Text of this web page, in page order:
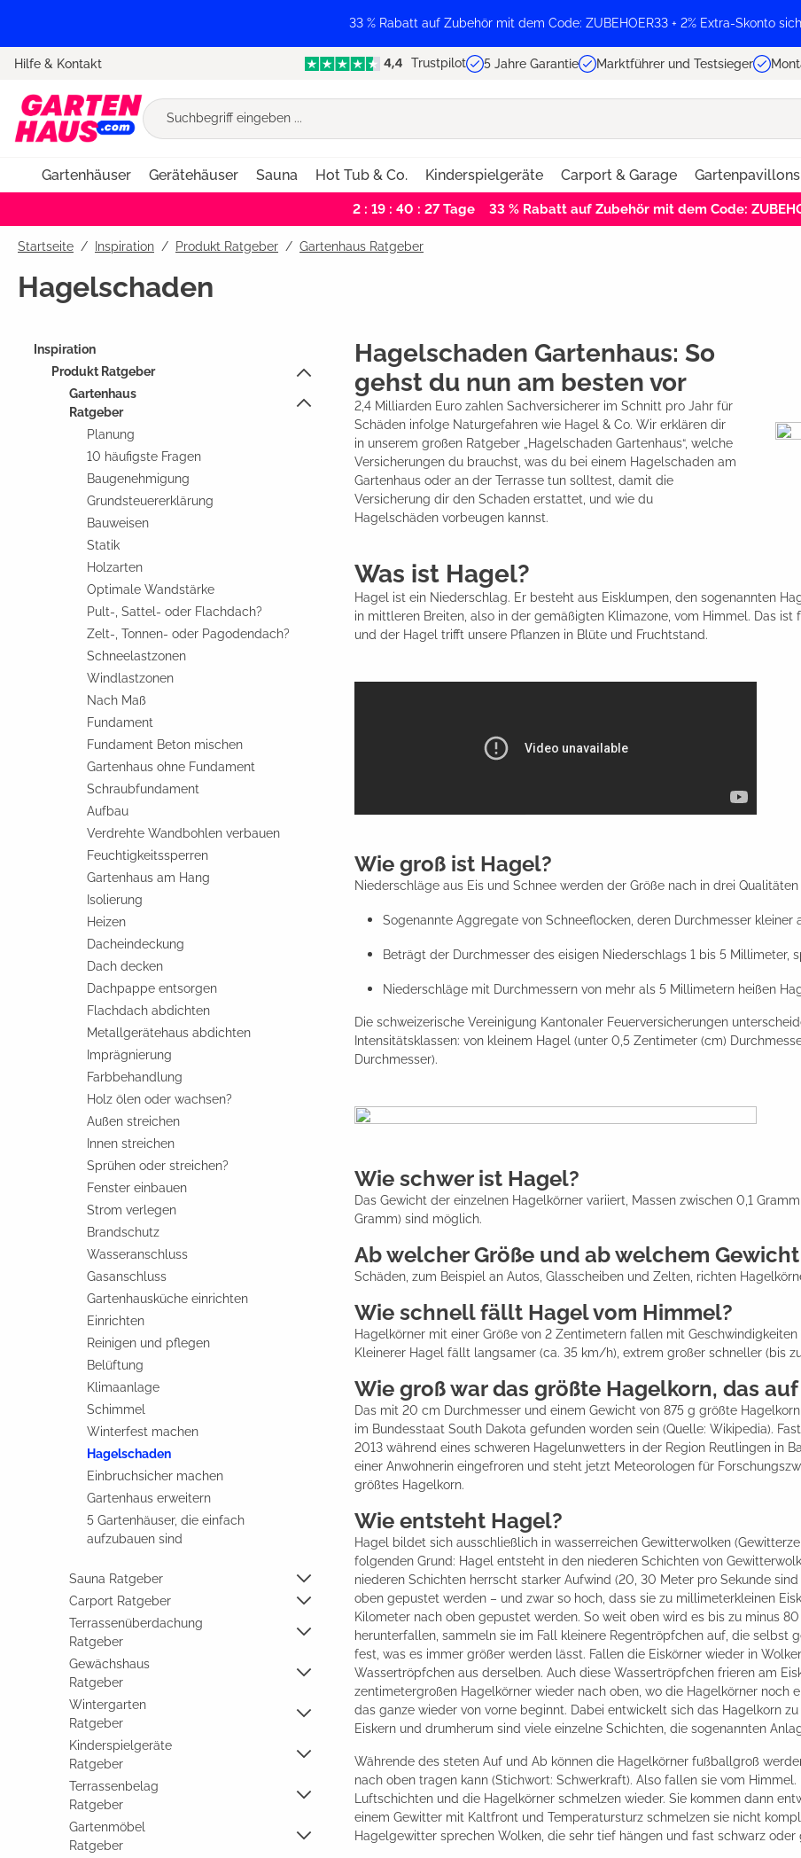
33 % Rabatt auf Zubehör mit dem Code: ZUBEHOER33 + 2% Extra-Skonto
Hilfe & Kontakt Trustpilot 5 Jahre Garantie Marktführer und Testsieger
Gartenhäuser Gerätehäuser Sauna Hot Tub & Co. Kinderspielgeräte Carport & Garage Gartenpavillons
2 : 19 : 40 : 26Tage 33 % Rabatt auf Zubehör mit dem Code:
Startseite Inspiration / Produkt Ratgeber / Gartenhaus Ratgeber
Hagelschaden
Inspiration
Produkt Ratgeber
Gartenhaus
Ratgeber
Planung
10 häufigste Fragen
Baugenehmigung
Grundsteuererklärung
Bauweisen
Statik
Holzarten
Optimale Wandstärke
Pult-, Sattel- oder Flachdach?
Zelt-, Tonnen- oder Pagodendach?
Schneelastzonen
Windlastzonen
Nach Maß
Fundament
Fundament Beton mischen
Gartenhaus ohne Fundament
Schraubfundament
Aufbau
Verdrehte Wandbohlen verbauen
Feuchtigkeitssperren
Gartenhaus am Hang
Isolierung
Heizen
Dacheindeckung
Dach decken
Dachpappe entsorgen
Flachdach abdichten
Metallgerätehaus abdichten
Imprägnierung
Farbbehandlung
Holz ölen oder wachsen?
Außen streichen
Innen streichen
Sprühen oder streichen?
Fenster einbauen
Strom verlegen
Brandschutz
Wasseranschluss
Gasanschluss
Gartenhausküche einrichten
Einrichten
Reinigen und pflegen
Belüftung
Klimaanlage
Schimmel
Winterfest machen
Hagelschaden
Einbruchsicher machen
Gartenhaus erweitern
5 Gartenhäuser, die einfach
aufzubauen sind
Sauna Ratgeber
Carport Ratgeber
Terrassenüberdachung
Ratgeber
Gewächshaus
Ratgeber
Wintergarten
Ratgeber
Kinderspielgeräte
Ratgeber
Terrassenbelag
Ratgeber
Gartenmöbel
Ratgeber
Hagelschaden Gartenhaus: So
gehst du nun am besten vor
2,4 Milliarden Euro zahlen Sachversicherer im Schnitt pro Jahr für
Schäden infolge Naturgefahren wie Hagel & Co. Wir erklären dir
in unserem großen Ratgeber „Hagelschaden Gartenhaus“, welche
Versicherungen du brauchst, was du bei einem Hagelschaden am
Gartenhaus oder an der Terrasse tun solltest, damit die
Versicherung dir den Schaden erstattet, und wie du
Hagelschäden vorbeugen kannst.
Was ist Hagel?
Hagel ist ein Niederschlag. Er besteht aus Eisklumpen, den sogenannten
in mittleren Breiten, also in der gemäßigten Klimazone, vom Himmel. Das
und der Hagel trifft unsere Pflanzen in Blüte und Fruchtstand.
Wie groß ist Hagel?
Niederschläge aus Eis und Schnee werden der Größe nach in drei
Sogenannte Aggregate von Schneeflocken, deren Durchmesser kleiner
Beträgt der Durchmesser des eisigen Niederschlags 1 bis 5 Millimeter,
Niederschläge mit Durchmessern von mehr als 5 Millimetern heißen
Die schweizerische Vereinigung Kantonaler Feuerversicherungen
Intensitätsklassen: von kleinem Hagel (unter 0,5 Zentimeter (cm)
Durchmesser).
Wie schwer ist Hagel?
Das Gewicht der einzelnen Hagelkörner variiert, Massen zwischen 0,1
Gramm) sind möglich.
Ab welcher Größe und ab welchem
Schäden, zum Beispiel an Autos, Glasscheiben und Zelten, richten
Wie schnell fällt Hagel vom Himmel?
Hagelkörner mit einer Größe von 2 Zentimetern fallen mit
Kleinerer Hagel fällt langsamer (ca. 35 km/h), extrem großer schneller (bis
Wie groß war das größte Hagelkorn, das
Das mit 20 cm Durchmesser und einem Gewicht von 875 g größte
im Bundesstaat South Dakota gefunden worden sein (Quelle: Wikipedia).
2013 während eines schweren Hagelunwetters in der Region Reutlingen in
einer Anwohnerin eingefroren und steht jetzt Meteorologen für
größtes Hagelkorn.
Wie entsteht Hagel?
Hagel bildet sich ausschließlich in wasserreichen Gewitterwolken
folgenden Grund: Hagel entsteht in den niederen Schichten von
niederen Schichten herrscht starker Aufwind (20, 30 Meter pro Sekunde
oben gepustet werden – und zwar so hoch, dass sie zu millimeterkleinen
Kilometer nach oben gepustet werden. So weit oben wird es bis zu minus
herunterfallen, sammeln sie im Fall kleinere Regentröpfchen auf, die selbst
fest, was es immer größer werden lässt. Fallen die Eiskörner wieder in
Wassertröpfchen aus derselben. Auch diese Wassertröpfchen frieren am
zentimetergroßen Hagelkörner wieder nach oben, wo die Hagelkörner noch
das ganze wieder von vorne beginnt. Dabei entwickelt sich das Hagelkorn
Eiskern und drumherum sind viele einzelne Schichten, die sogenannten
Währende des steten Auf und Ab können die Hagelkörner fußballgroß
nach oben tragen kann (Stichwort: Schwerkraft). Also fallen sie vom
Luftschichten und die Hagelkörner schmelzen wieder. Sie kommen dann
einem Gewitter mit Kaltfront und Temperatursturz schmelzen sie nicht
Hagelgewitter sprechen Wolken, die sehr tief hängen und fast schwarz oder